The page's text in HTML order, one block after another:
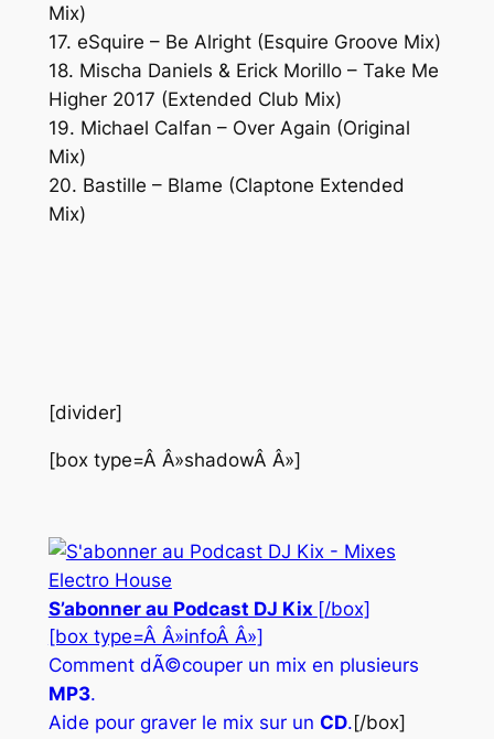
Mix)
17. eSquire – Be Alright (Esquire Groove Mix)
18. Mischa Daniels & Erick Morillo – Take Me
Higher 2017 (Extended Club Mix)
19. Michael Calfan – Over Again (Original
Mix)
20. Bastille – Blame (Claptone Extended
Mix)
[divider]
[box type=Â Â»shadowÂ Â»]
S’abonner au Podcast DJ Kix [/box]
[box type=Â Â»infoÂ Â»]
Comment dÃ©couper un mix en plusieurs
MP3.
Aide pour graver le mix sur un CD. [/box]